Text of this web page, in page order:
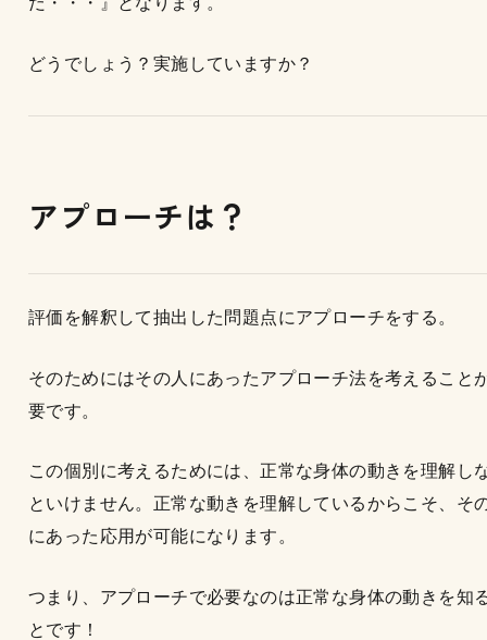
どうでしょう？実施していますか？
アプローチは？
評価を解釈して抽出した問題点にアプローチをする。
そのためにはその人にあったアプローチ法を考えること
要です。
この個別に考えるためには、正常な身体の動きを理解し
といけません。正常な動きを理解しているからこそ、そ
にあった応用が可能になります。
つまり、アプローチで必要なのは正常な身体の動きを知
とです！